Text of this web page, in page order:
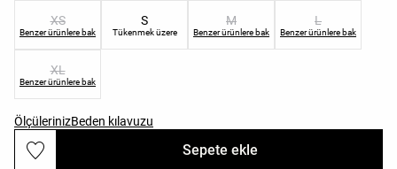
XS
Benzer ürünlere bak
S
Tükenmek üzere
M
Benzer ürünlere bak
L
Benzer ürünlere bak
XL
Benzer ürünlere bak
ÖlçülerinizBeden kılavuzu
Sepete ekle